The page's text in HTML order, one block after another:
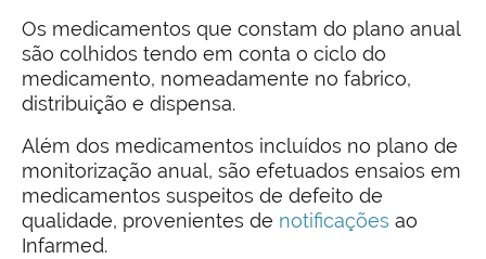
Os medicamentos que constam do plano anual
são colhidos tendo em conta o ciclo do
medicamento, nomeadamente no fabrico,
distribuição e dispensa.
Além dos medicamentos incluídos no plano de
monitorização anual, são efetuados ensaios em
medicamentos suspeitos de defeito de
qualidade, provenientes de notificações ao
Infarmed.